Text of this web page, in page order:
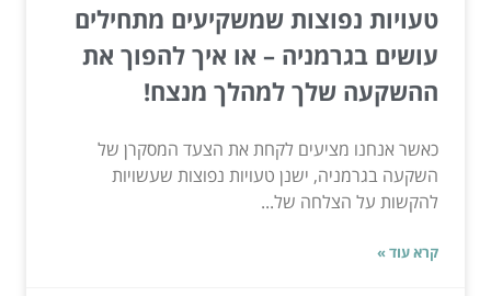
טעויות נפוצות שמשקיעים מתחילים
עושים בגרמניה – או איך להפוך את
ההשקעה שלך למהלך מנצח!
כאשר אנחנו מציעים לקחת את הצעד המסקרן של
השקעה בגרמניה, ישנן טעויות נפוצות שעשויות
להקשות על הצלחה של...
קרא עוד »